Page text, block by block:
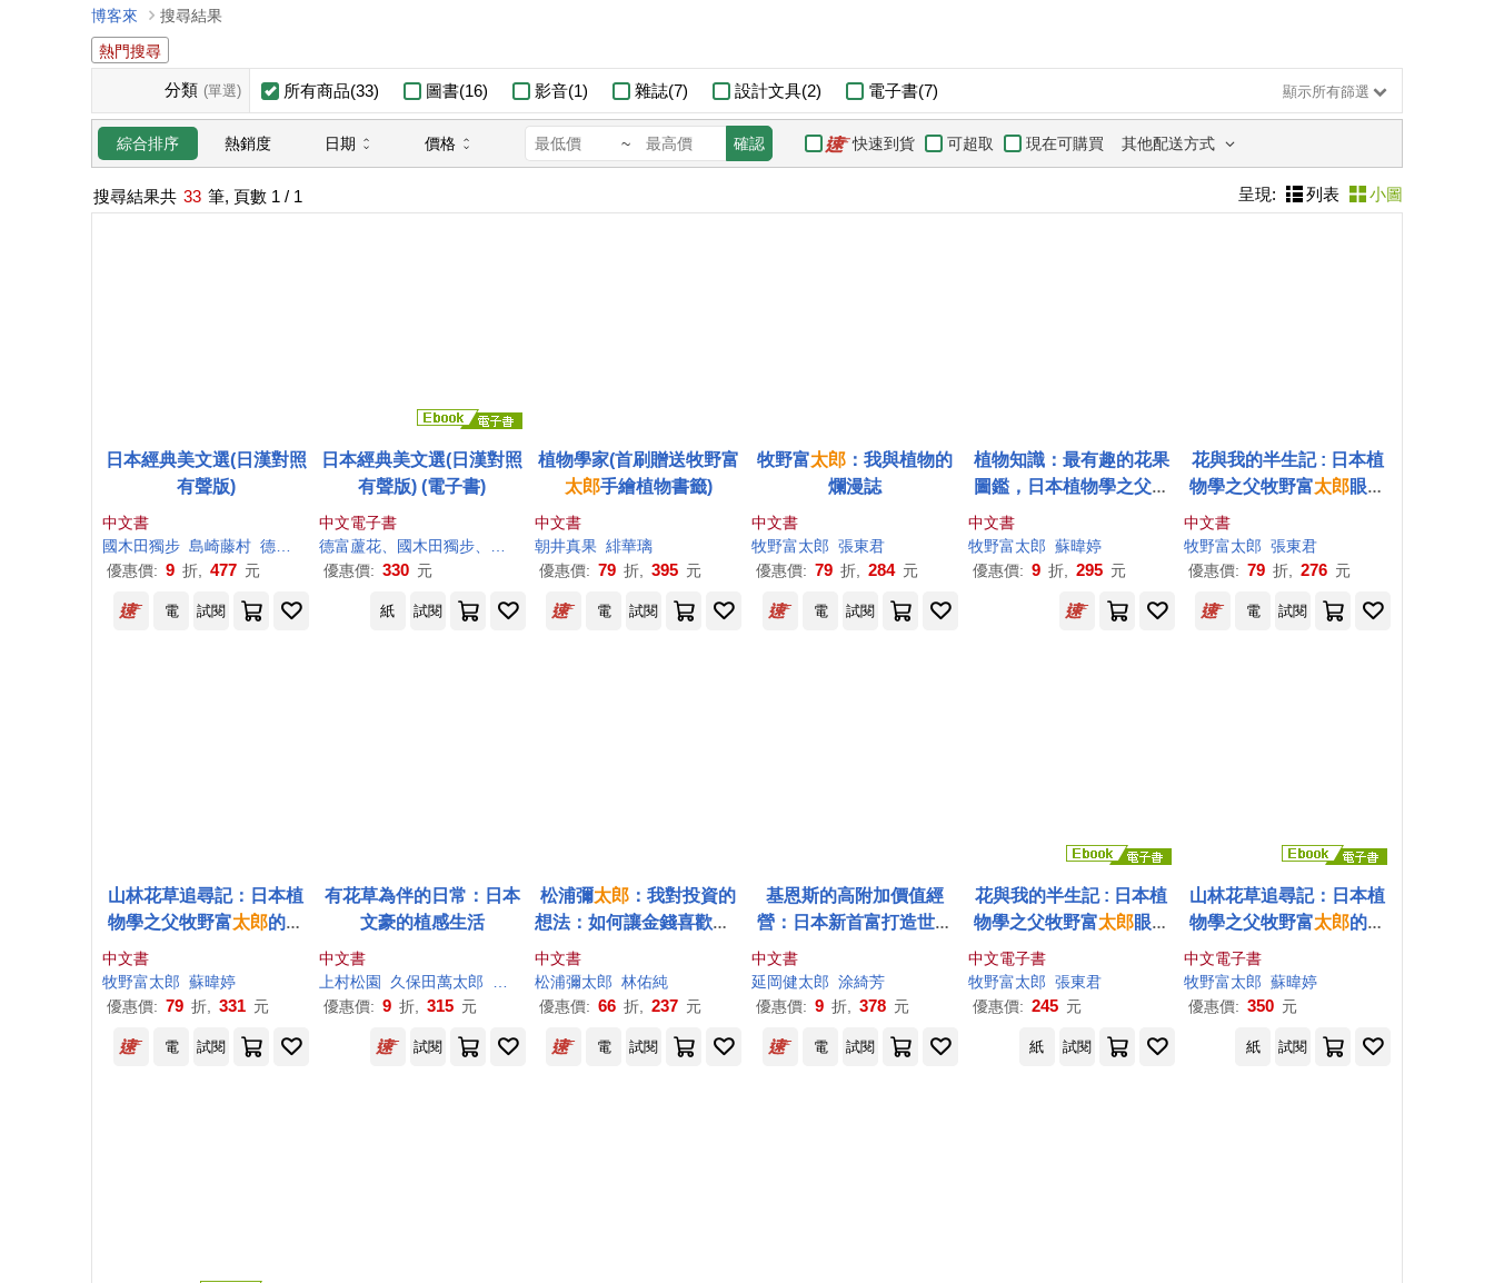
博客來
搜尋結果
熱門搜尋
分類 (單選) 所有商品(33) 圖書(16) 影音(1) 雜誌(7) 設計文具(2) 電子書(7) 顯示所有篩選
綜合排序 熱銷度 日期 價格 ~ 確認 快速到貨 可超取 現在可購買 其他配送方式
搜尋結果共 33 筆, 頁數 1 / 1 呈現: 列表 小圖
日本經典美文選(日漢對照
有聲版)
中文書
國木田獨步 島崎藤村 德 蘆花 永井荷風 高村光太郎 劉依哲 孔瑤 張穎慧 彭群林
優惠價: 9 折, 477 元
日本經典美文選(日漢對照
有聲版) (電子書)
中文電子書
德富蘆花、國木田獨步、島崎藤村、永井荷風、高村光
優惠價: 330 元
植物學家(首刷贈送牧野富
太郎手繪植物書籤)
中文書
朝井真果 緋華璃
優惠價: 79 折, 395 元
牧野富太郎 ：我與植物的
爛漫誌
中文書
牧野富太郎 張東君
優惠價: 79 折, 284 元
植物知識：最有趣的花果
圖鑑，日本植物學之父牧
野富
中文書
牧野富太郎 蘇暐婷
優惠價: 9 折, 295 元
花與我的半生記 : 日本植
物學之父牧野富太郎眼中
花開葉落的奧祕、日常草
木的樂趣
中文書
牧野富太郎 張東君
優惠價: 79 折, 276 元
電 試閱 紙 試閱 電 試閱 電 試閱 電 試閱
山林花草追尋記：日本植
物學之父牧野富太郎的自
然書寫，最真實動人的生
態現場踏查紀實
中文書
牧野富太郎 蘇暐婷
優惠價: 79 折, 331 元
有花草為伴的日常：日本
文豪的植感生活
中文書
上村松園
久保田萬太郎 南方熊楠 室生犀星 寺田寅彥 岡本加乃子 島崎藤村 德冨蘆花 正宗白鳥 河井寛次郎 泉鏡花 牧野富太郎 若山牧水 薄田泣菫
優惠價: 9 折, 315 元
松浦彌太郎 ：我對投資的
想法：如何讓金錢喜歡你?
不用太多錢就有豐富生活
的投資提案。
中文書
松浦彌太郎 林佑純
優惠價: 66 折, 237 元
基恩斯的高附加價值經
營：日本新首富打造世界
頂級企業的原則
中文書
延岡健太郎 涂綺芳
優惠價: 9 折, 378 元
花與我的半生記 : 日本植
物學之父牧野富太郎眼中
花開葉落的奧祕、日常草
木的樂趣 (電子書)
中文電子書
牧野富太郎 張東君
優惠價: 245 元
山林花草追尋記：日本植
物學之父牧野富太郎的自
然書寫，最真實動人的生
態現場踏查紀實 (電子書)
中文電子書
牧野富太郎 蘇暐婷
優惠價: 350 元
電 試閱 試閱 電 試閱 電 試閱 紙 試閱 紙 試閱